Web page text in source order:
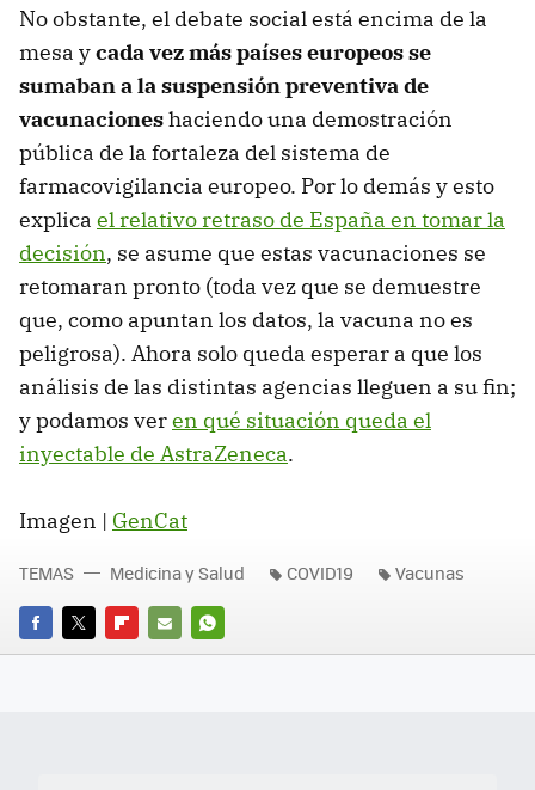
No obstante, el debate social está encima de la
mesa ycada vez más países europeos se
sumaban a la suspensión preventiva de
vacunacioneshaciendo una demostración
pública de la fortaleza del sistema de
farmacovigilancia europeo. Por lo demás y esto
explica el relativo retraso de España en tomar la
decisión, se asume que estas vacunaciones se
retomaran pronto (toda vez que se demuestre
que, como apuntan los datos, la vacuna no es
peligrosa). Ahora solo queda esperar a que los
análisis de las distintas agencias lleguen a su fin;
y podamos veren qué situación queda el
inyectable de AstraZeneca.
Imagen | GenCat
FACEBOOK
TWITTERFLIPBOARD
E-
WHATSAPP
TEMAS Medicina y Salud COVID19 Vacunas